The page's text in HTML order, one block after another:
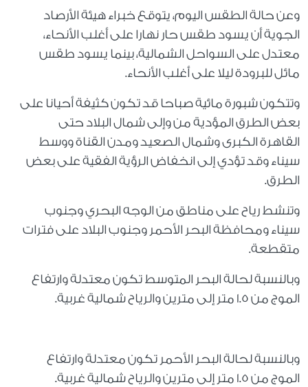
وعن حالة الطقس اليوم، يتوقع خبراء هيئة الأرصاد
الجوية أن يسود طقس حار نهارا على أغلب الأنحاء،
معتدل على السواحل الشمالية، بينما يسود طقس
مائل للبرودة ليلا على أغلب الأنحاء.
وتتكون شبورة مائية صباحا قد تكون كثيفة أحيانا على
بعض الطرق المؤدية من وإلى شمال البلاد حتى
القاهرة الكبرى وشمال الصعيد ومدن القناة ووسط
سيناء وقد تؤدي إلى انخفاض الرؤية الفقية على بعض
الطرق.
وتنشط رياح على مناطق من الوجه البحري وجنوب
سيناء ومحافظة البحر الأحمر وجنوب البلاد على فترات
متقطعة.
وبالنسبة لحالة البحر المتوسط تكون معتدلة وارتفاع
الموج من 1.5 متر إلى مترين والرياح شمالية غربية.
وبالنسبة لحالة البحر الأحمر تكون معتدلة وارتفاع
الموج من 1.5 متر إلى مترين والرياح شمالية غربية.